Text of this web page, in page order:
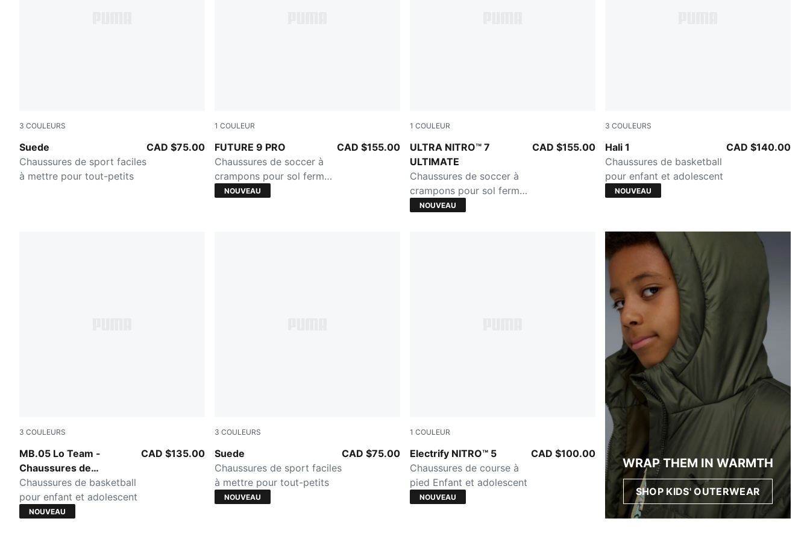
3 COULEURS
Suede
PUMA White-Team Regal Red
Chaussures de sport faciles
à mettre pour tout-petits
CAD $75.00
1 COULEUR
FUTURE 9 PRO
Sugared Almond-PUMA White-Ultra Red-PUMA Black
Chaussures de soccer à
crampons pour sol ferme
ou herbe synthétique pour
CAD $155.00
NOUVEAU
1 COULEUR
ULTRA NITRO™ 7
ULTIMATE
Ultra Red-PUMA Black-PUMA White
Chaussures de soccer à
crampons pour sol ferme
ou herbe synthétique pour
CAD $155.00
NOUVEAU
3 COULEURS
Hali 1
PUMA White-Vibrant Silver
Chaussures de basketball
pour enfant et adolescent
CAD $140.00
NOUVEAU
3 COULEURS
MB.05 Lo Team -
Chaussures de
basketball pour
enfants et adolescents
Ultra Blue-Intense Mint
Chaussures de basketball
pour enfant et adolescent
CAD $135.00
NOUVEAU
3 COULEURS
Suede
PUMA Black-Archive Green
Chaussures de sport faciles
à mettre pour tout-petits
CAD $75.00
NOUVEAU
1 COULEUR
Electrify NITRO™ 5
PUMA Black-Moody Gray-PUMA Silver
Chaussures de course à
pied Enfant et adolescent
CAD $100.00
NOUVEAU
WRAP THEM IN WARMTH
SHOP KIDS' OUTERWEAR